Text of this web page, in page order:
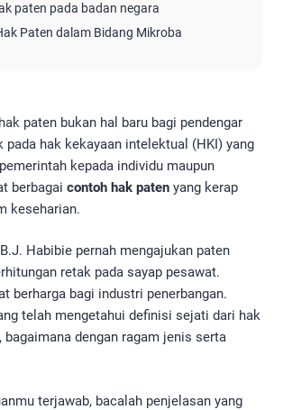
paten pada badan negara
Paten dalam Bidang Mikroba
paten bukan hal baru bagi pendengar
pada hak kekayaan intelektual (HKI) yang
kepada individu maupun
berbagai contoh hak paten yang kerap
keseharian.
Habibie pernah mengajukan paten
retak pada sayap pesawat.
berharga bagi industri penerbangan.
telah mengetahui definisi sejati dari hak
bagaimana dengan ragam jenis serta
terjawab, bacalah penjelasan yang